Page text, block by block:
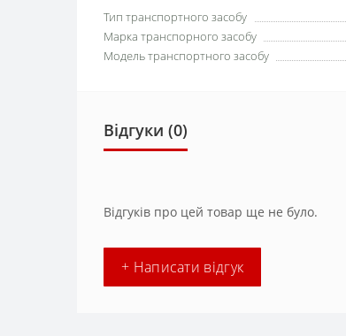
Тип транспортного засобу
Марка транспорного засобу
Модель транспортного засобу
Відгуки (0)
Відгуків про цей товар ще не було.
+ Написати відгук